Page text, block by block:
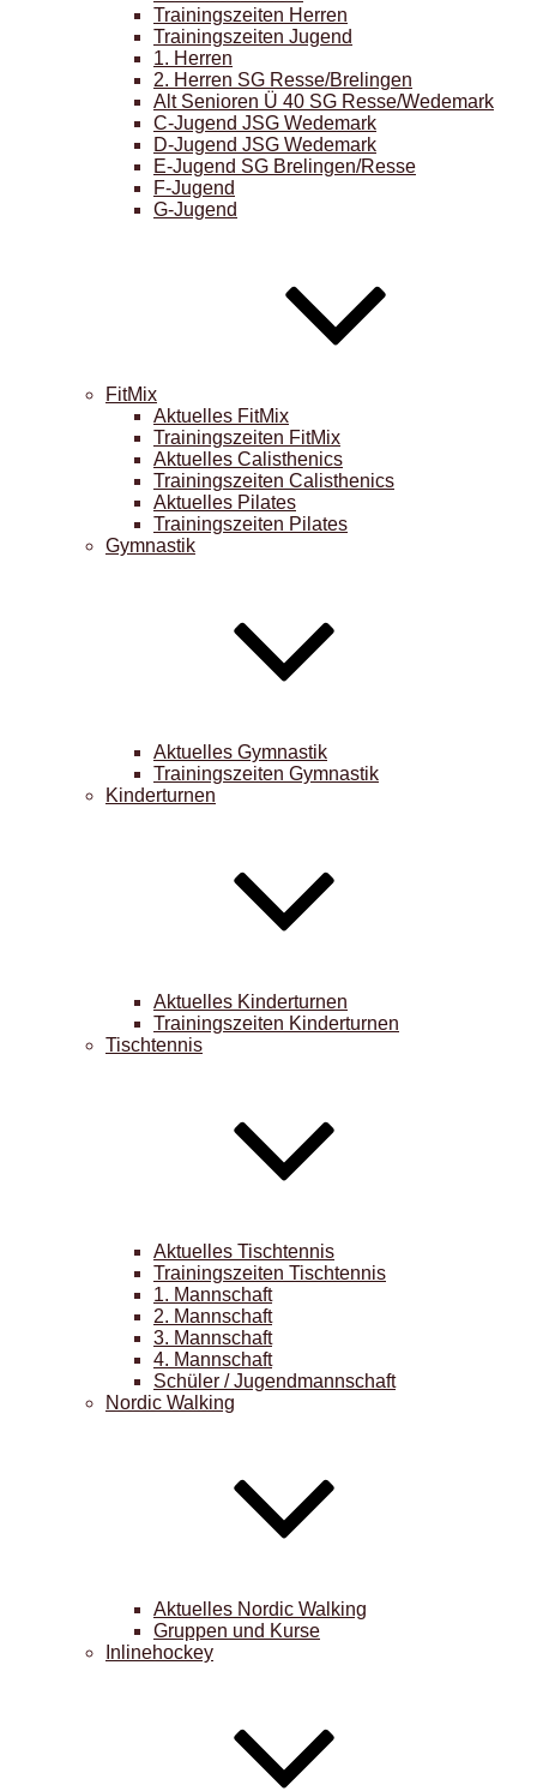
Trainingszeiten Herren
Trainingszeiten Jugend
1. Herren
2. Herren SG Resse/Brelingen
Alt Senioren Ü 40 SG Resse/Wedemark
C-Jugend JSG Wedemark
D-Jugend JSG Wedemark
E-Jugend SG Brelingen/Resse
F-Jugend
G-Jugend
FitMix
Aktuelles FitMix
Trainingszeiten FitMix
Aktuelles Calisthenics
Trainingszeiten Calisthenics
Aktuelles Pilates
Trainingszeiten Pilates
Gymnastik
Aktuelles Gymnastik
Trainingszeiten Gymnastik
Kinderturnen
Aktuelles Kinderturnen
Trainingszeiten Kinderturnen
Tischtennis
Aktuelles Tischtennis
Trainingszeiten Tischtennis
1. Mannschaft
2. Mannschaft
3. Mannschaft
4. Mannschaft
Schüler / Jugendmannschaft
Nordic Walking
Aktuelles Nordic Walking
Gruppen und Kurse
Inlinehockey